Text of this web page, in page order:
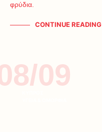
φρύδια.
CONTINUE READING
09